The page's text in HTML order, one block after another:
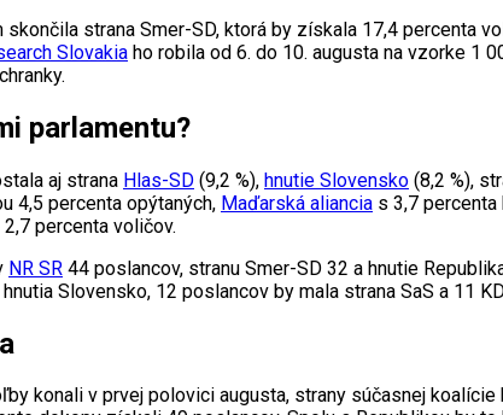
strana Smer-SD, ktorá by získala 17,4 percenta
Slovakia ho robila od 6. do 10. augusta na vzorke 1
parlamentu?
aj strana Hlas-SD (9,2 %), hnutie Slovensko (8,2 %),
4,5 percenta opýtaných, Maďarská aliancia s 3,7 percenta
percenta voličov.
NR SR 44 poslancov, stranu Smer-SD 32 a hnutie
Slovensko, 12 poslancov by mala strana SaS a 11
konali v prvej polovici augusta, strany súčasnej